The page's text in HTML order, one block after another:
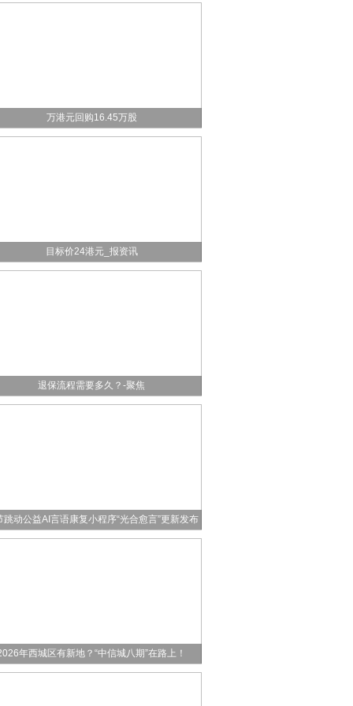
万港元回购16.45万股
目标价24港元_报资讯
退保流程需要多久？-聚焦
跳动公益AI言语康复小程序“光合愈言”更新发布
年西城区有新地？“中信城八期”在路上！